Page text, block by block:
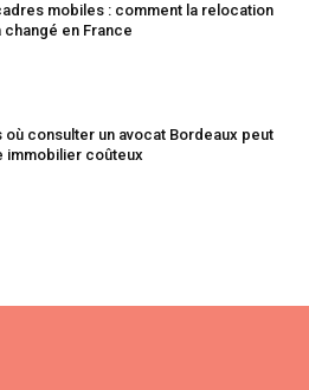
mobiles : comment la relocation
en France
où consulter un avocat Bordeaux peut
immobilier coûteux